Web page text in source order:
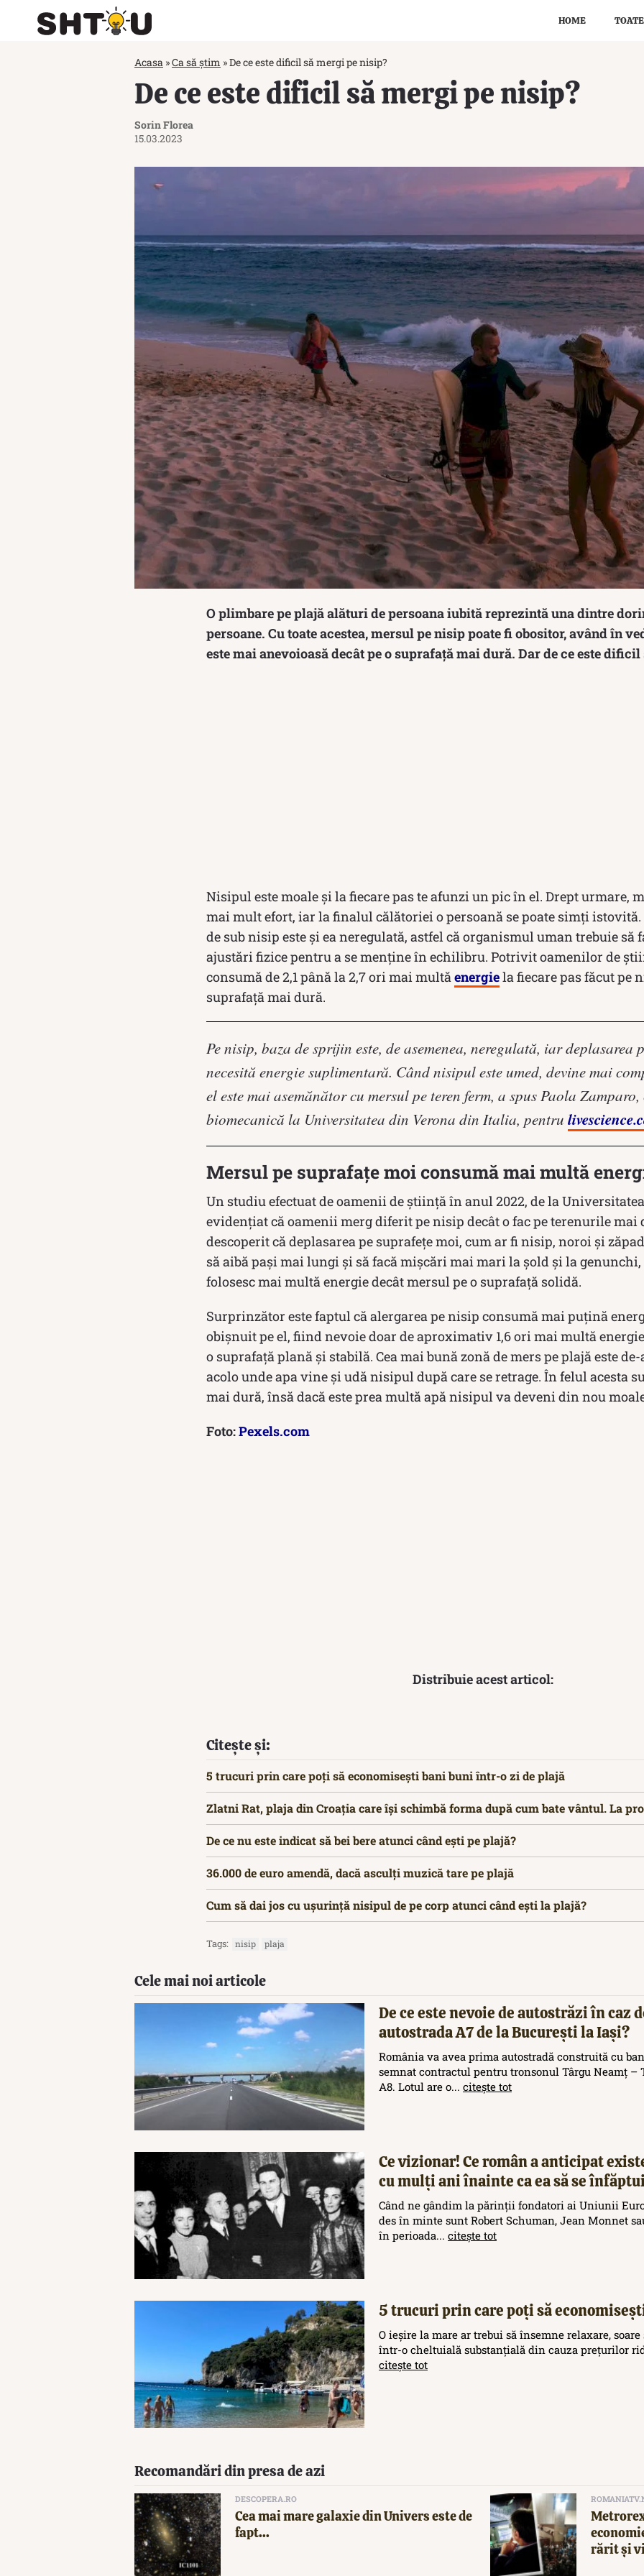
HOME
Acasa »Ca să știm »De ce este dificil să mergi pe nisip?
De ce este dificil să mergi pe nisip?
Sorin Florea
15.03.2023
O plimbare pe plajă alături de persoana iubită reprezintă una dintre
persoane. Cu toate acestea, mersul pe nisip poate fi obositor, având în
este mai anevoioasă decât pe o suprafață mai dură. Dar de ce este
Nisipul este moale și la fiecare pas te afunzi un pic în el. Drept urmare,
mai mult efort, iar la finalul călătoriei o persoană se poate simți
de sub nisip este și ea neregulată, astfel că organismul uman trebuie să
ajustări fizice pentru a se menține în echilibru. Potrivit oamenilor de
consumă de 2,1 până la 2,7 ori mai multăenergiela fiecare pas făcut pe
suprafață mai dură.
Pe nisip, baza de sprijin este, de asemenea, neregulată, iar deplasarea
necesită energie suplimentară. Când nisipul este umed, devine mai
el este mai asemănător cu mersul pe teren ferm, a spus Paola
biomecanică la Universitatea din Verona din Italia, pentru
Mersul pe suprafațe moi consumă mai multă
Un studiu efectuat de oamenii de știință în anul 2022, de la
evidențiat că oamenii merg diferit pe nisip decât o fac pe terenurile mai
descoperit că deplasarea pe suprafețe moi, cum ar fi nisip, noroi și
să aibă pași mai lungi și să facă mișcări mai mari la șold și la
folosesc mai multă energie decât mersul pe o suprafață solidă.
Surprinzător este faptul că alergarea pe nisip consumă mai puțină
obișnuit pe el, fiind nevoie doar de aproximativ 1,6 ori mai multă
o suprafață plană și stabilă. Cea mai bună zonă de mers pe plajă este
acolo unde apa vine și udă nisipul după care se retrage. În felul acesta
mai dură, însă dacă este prea multă apă nisipul va deveni din nou
Foto:Pexels.com
Distribuie acest articol:
Citește și:
5 trucuri prin care poți să economisești bani buni într-o zi de plajă
Zlatni Rat, plaja din Croația care își schimbă forma după cum bate vântul. La
De ce nu este indicat să bei bere atunci când ești pe plajă?
36.000 de euro amendă, dacă asculți muzică tare pe plajă
Cum să dai jos cu ușurință nisipul de pe corp atunci când ești la plajă?
Tags: nisip plaja
Cele mai noi articole
De ce este nevoie de autostrăzi în caz
autostrada A7 de la București la Iași?
România va avea prima autostradă construită cu
semnat contractul pentru tronsonul Târgu Neamț –
A8. Lotul are o... citește tot
Ce vizionar! Ce român a anticipat
cu mulți ani înainte ca ea să se
Când ne gândim la părinții fondatori ai Uniunii
des în minte sunt Robert Schuman, Jean Monnet
în perioada... citește tot
5 trucuri prin care poți să
O ieșire la mare ar trebui să însemne relaxare,
într-o cheltuială substanțială din cauza prețurilor
citește tot
Recomandări din presa de azi
DESCOPERA.RO
Cea mai mare galaxie din Univers este de
fapt...
rărit și